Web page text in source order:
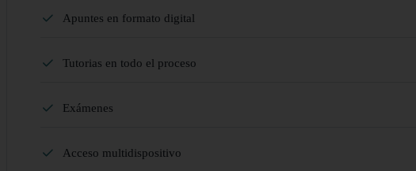
Apuntes en formato digital
Tutorias en todo el proceso
Exámenes
Acceso multidispositivo